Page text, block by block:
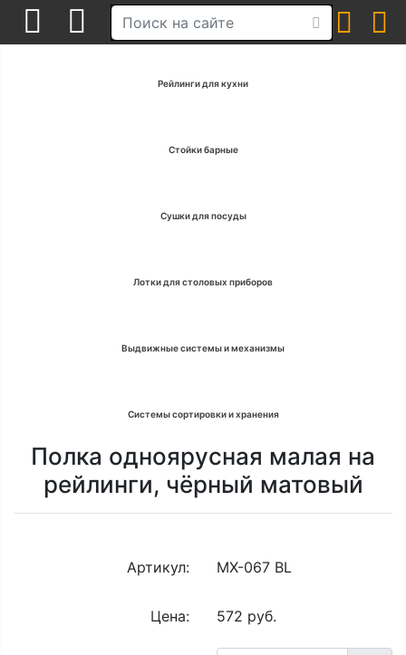
Рейлинги для кухни
Стойки барные
Сушки для посуды
Лотки для столовых приборов
Выдвижные системы и механизмы
Системы сортировки и хранения
Полка одноярусная малая на
рейлинги, чёрный матовый
Артикул: MX-067 BL
Цена: 572 руб.